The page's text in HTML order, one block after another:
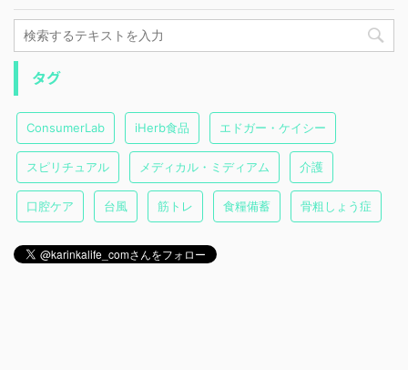
タグ
ConsumerLab iHerb食品 エドガー・ケイシー
スピリチュアル メディカル・ミディアム 介護
口腔ケア 台風 筋トレ 食糧備蓄 骨粗しょう症